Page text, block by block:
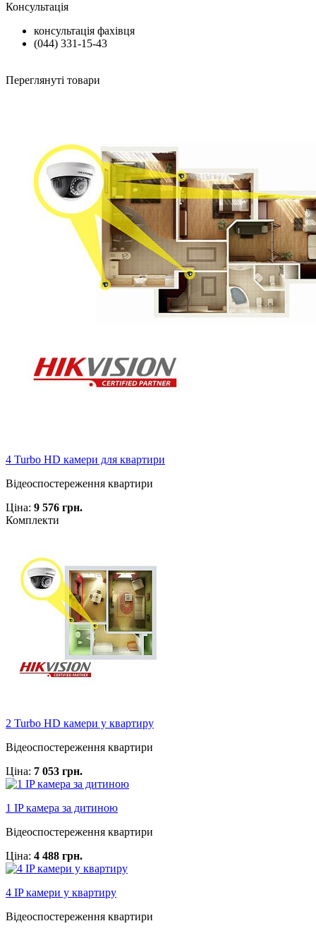
Консультація
консультація фахівця
(044) 331-15-43
Переглянуті товари
4 Turbo HD камери для квартири
Відеоспостереження квартири
Ціна: 9 576 грн.
Комплекти
2 Turbo HD камери у квартиру
Відеоспостереження квартири
Ціна: 7 053 грн.
1 IP камера за дитиною
Відеоспостереження квартири
Ціна: 4 488 грн.
4 IP камери у квартиру
Відеоспостереження квартири